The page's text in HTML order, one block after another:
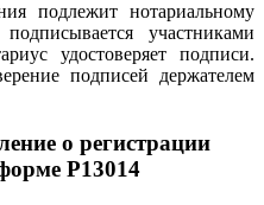
подлежит нотариальному
участниками
удостоверяет подписи.
подписей держателем
о регистрации
Р13014